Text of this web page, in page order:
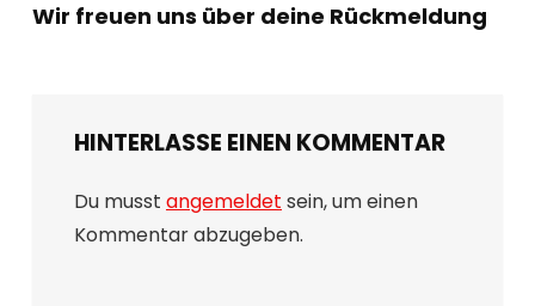
Wir freuen uns über deine Rückmeldung
HINTERLASSE EINEN KOMMENTAR
Du musst angemeldet sein, um einen
Kommentar abzugeben.